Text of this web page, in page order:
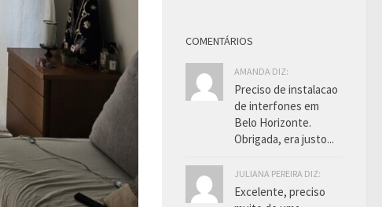
COMENTÁRIOS
AMANDA DIZ:
Preciso de instalacao
de interfones em
Belo Horizonte.
Obrigada, era justo...
JULIANA PEREIRA DIZ:
Excelente, preciso